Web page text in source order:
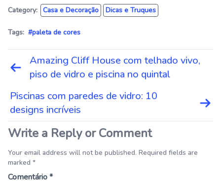
Category: Casa e Decoração Dicas e Truques
Tags: #paleta de cores
Navegação
de
Amazing Cliff House com telhado vivo,
piso de vidro e piscina no quintal
Piscinas com paredes de vidro: 10
designs incríveis
Write a Reply or Comment
Your email address will not be published. Required fields are
marked *
Comentário*